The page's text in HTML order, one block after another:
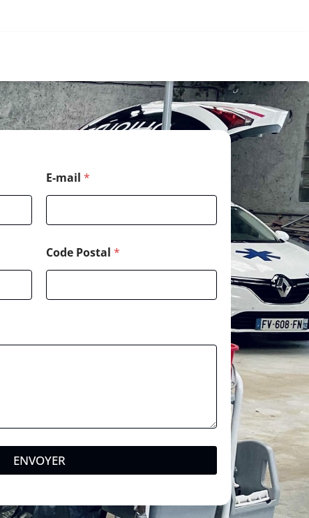
E-mail *
Code Postal *
ENVOYER